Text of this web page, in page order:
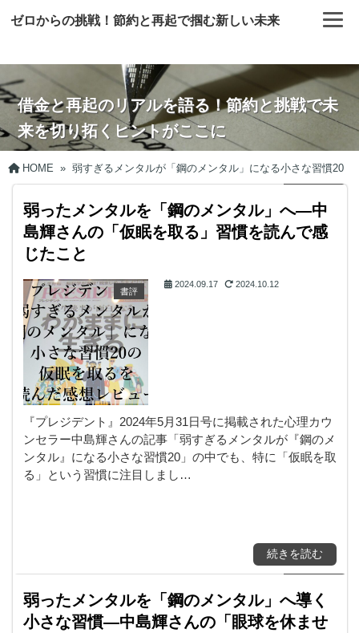
ゼロからの挑戦！節約と再起で掴む新しい未来
借金と再起のリアルを語る！節約と挑戦で未
来を切り拓くヒントがここに
HOME » 弱すぎるメンタルが「鋼のメンタル」になる小さな習慣20
弱ったメンタルを「鋼のメンタル」へ―中
島輝さんの「仮眠を取る」習慣を読んで感
じたこと
書評
2024.09.17 2024.10.12
『プレジデント』2024年5月31日号に掲載された心理カウ
ンセラー中島輝さんの記事「弱すぎるメンタルが『鋼のメ
ンタル』になる小さな習慣20」の中でも、特に「仮眠を取
る」という習慣に注目しまし…
続きを読む
弱ったメンタルを「鋼のメンタル」へ導く
小さな習慣―中島輝さんの「眼球を休ませ